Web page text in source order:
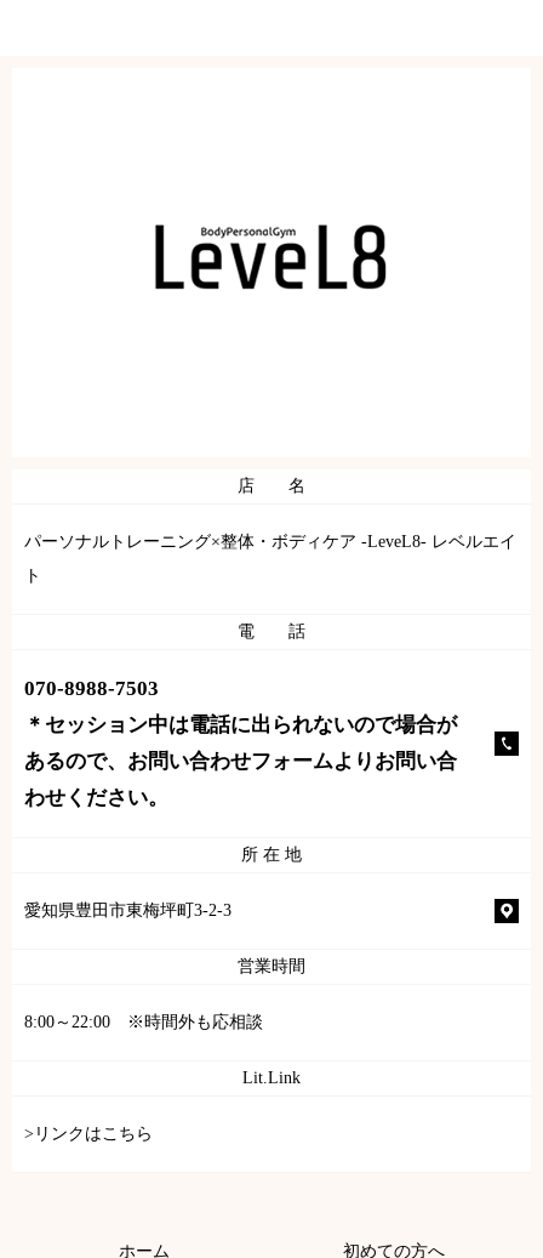
店 名
パーソナルトレーニング×整体・ボディケア -LeveL8- レベルエイ
ト
電 話
070-8988-7503
＊セッション中は電話に出られないので場合が
あるので、お問い合わせフォームよりお問い合
わせください。
所 在 地
愛知県豊田市東梅坪町3-2-3
営業時間
8:00～22:00 ※時間外も応相談
Lit.Link
>リンクはこちら
ホーム 初めての方へ